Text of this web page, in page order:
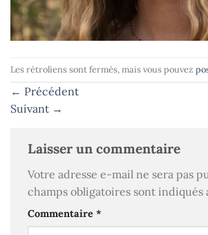
Les rétroliens sont fermés, mais vous pouvez
← Précédent
Suivant →
Laisser un commentaire
Votre adresse e-mail ne sera pas
champs obligatoires sont indiqués
Commentaire *